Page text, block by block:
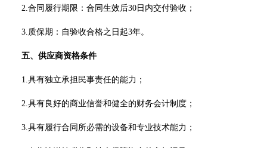
2.合同履行期限：合同生效后30日内交付验收；
3.质保期：自验收合格之日起3年。
五、供应商资格条件
1.具有独立承担民事责任的能力；
2.具有良好的商业信誉和健全的财务会计制度；
3.具有履行合同所必需的设备和专业技术能力；